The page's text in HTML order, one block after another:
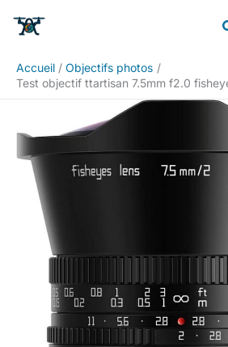
Accueil
Objectifs photos
Test objectif ttartisan 7.5mm f2.0